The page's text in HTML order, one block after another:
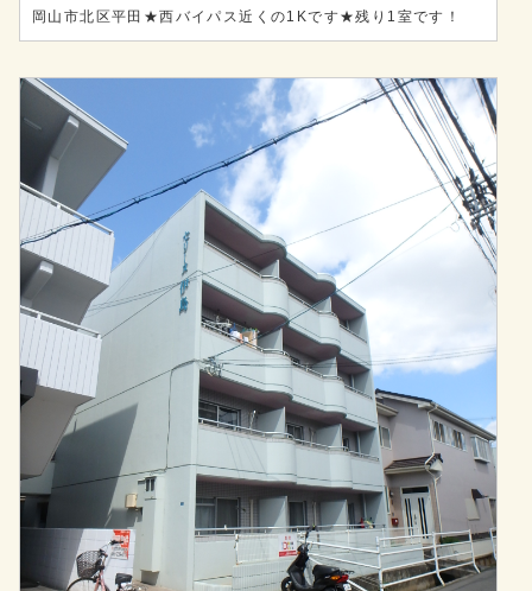
岡山市北区平田★西バイパス近くの1Kです★残り1室です！